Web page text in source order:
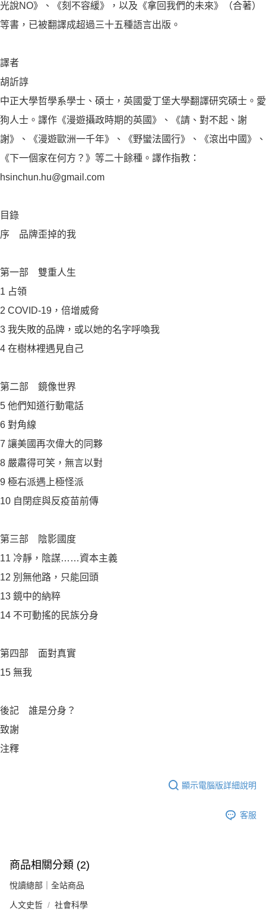
光說NO》、《刻不容緩》，以及《拿回我們的未來》（合著）
等書，已被翻譯成超過三十五種語言出版。
譯者
胡訢諄
中正大學哲學系學士、碩士，英國愛丁堡大學翻譯研究碩士。愛
狗人士。譯作《漫遊攝政時期的英國》、《請、對不起、謝
謝》、《漫遊歐洲一千年》、《野蠻法國行》、《滾出中國》、
《下一個家在何方？》等二十餘種。譯作指教：
hsinchun.hu@gmail.com
目錄
序 品牌歪掉的我
第一部 雙重人生
1 占領
2 COVID-19，倍增威脅
3 我失敗的品牌，或以她的名字呼喚我
4 在樹林裡遇見自己
第二部 鏡像世界
5 他們知道行動電話
6 對角線
7 讓美國再次偉大的同夥
8 嚴肅得可笑，無言以對
9 極右派遇上極怪派
10 自閉症與反疫苗前傳
第三部 陰影國度
11 冷靜，陰謀……資本主義
12 別無他路，只能回頭
13 鏡中的納粹
14 不可動搖的民族分身
第四部 面對真實
15 無我
後記 誰是分身？
致謝
注釋
顯示電腦版詳細說明
客服
商品相關分類 (2)
悅讀總部｜全站商品
人文史哲 社會科學